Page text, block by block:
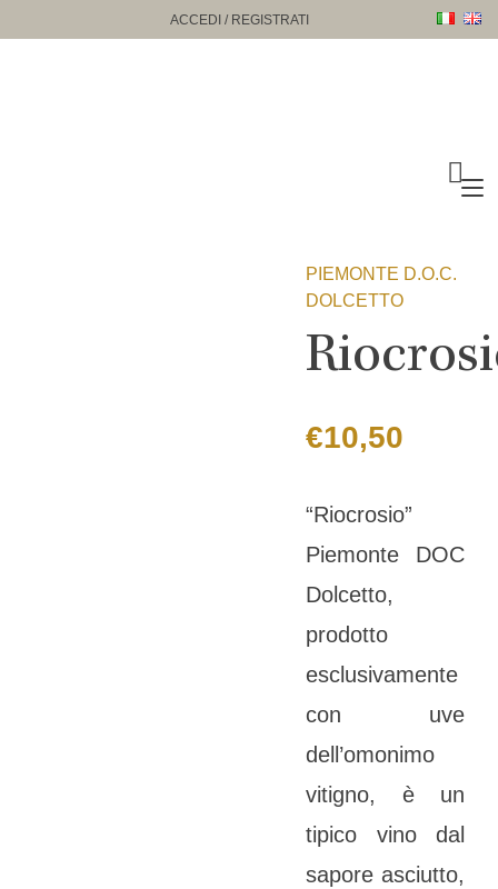
al
ACCEDI / REGISTRATI
PIEMONTE D.O.C.
DOLCETTO
€10,50
“Riocrosio”
Piemonte DOC
Dolcetto,
prodotto
esclusivamente
con uve
dell’omonimo
vitigno, è un
tipico vino dal
sapore asciutto,